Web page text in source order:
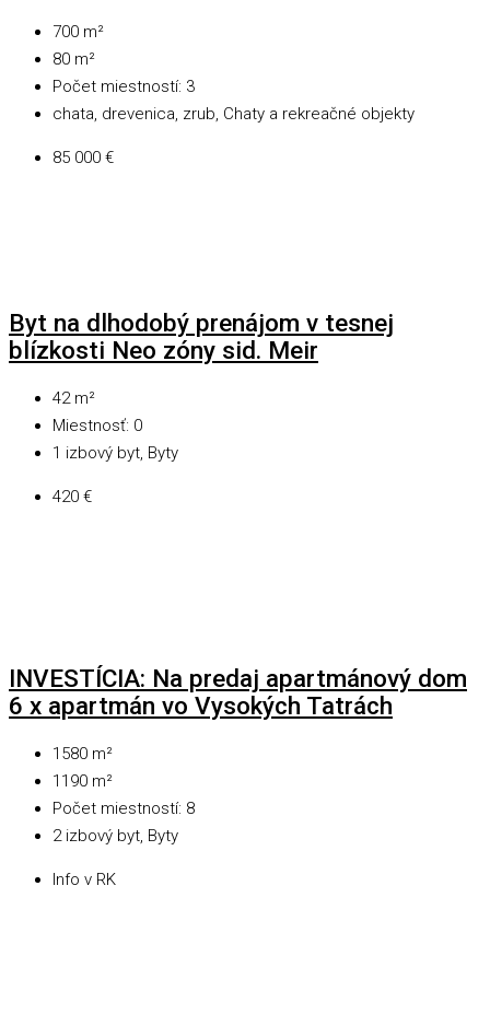
700 m²
80 m²
Počet miestností: 3
chata, drevenica, zrub, Chaty a rekreačné objekty
85 000 €
Byt na dlhodobý prenájom v tesnej
blízkosti Neo zóny sid. Meir
42 m²
Miestnosť: 0
1 izbový byt, Byty
420 €
INVESTÍCIA: Na predaj apartmánový dom
6 x apartmán vo Vysokých Tatrách
1580 m²
1190 m²
Počet miestností: 8
2 izbový byt, Byty
Info v RK